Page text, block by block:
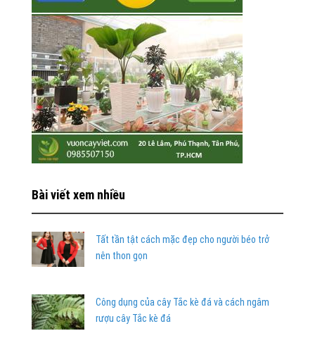
Bài viết xem nhiều
Tất tần tật cách mặc đẹp cho người béo trở
nên thon gọn
Công dụng của cây Tắc kè đá và cách ngâm
rượu cây Tắc kè đá